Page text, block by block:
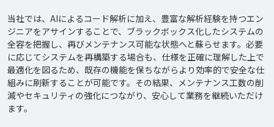
当社では、AIによるコード解析に加え、豊富な解析経験を持つエン
ジニアをアサインすることで、ブラックボックス化したシステムの
全容を把握し、再びメンテナンス可能な状態へと蘇らせます。必要
に応じてシステムを再構築する場合も、仕様を正確に理解した上で
最適化を図るため、既存の機能を保ちながらより効率的で安全な仕
組みに刷新することが可能です。その結果、メンテナンス工数の削
減やセキュリティの強化につながり、安心して業務を継続いただけ
ます。